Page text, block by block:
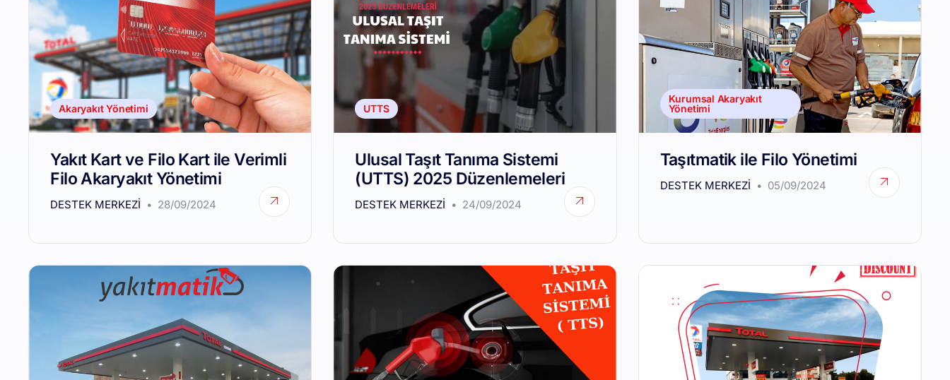
Akaryakıt Yönetimi
Yakıt Kart ve Filo Kart ile Verimli
Filo Akaryakıt Yönetimi
DESTEK MERKEZI 28/09/2024
UTTS
Ulusal Taşıt Tanıma Sistemi
(UTTS) 2025 Düzenlemeleri
DESTEK MERKEZI 24/09/2024
Kurumsal Akaryakıt
Yönetimi
Taşıtmatik ile Filo Yönetimi
DESTEK MERKEZI 05/09/2024